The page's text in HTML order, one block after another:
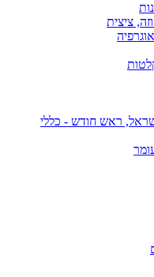
ציצית
ראש חודש - כללי